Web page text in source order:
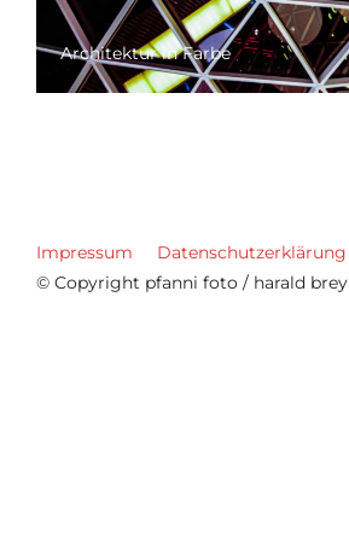
Architektur in Farbe
Impressum
Datenschutzerklärung
© Copyright pfanni foto / harald brey